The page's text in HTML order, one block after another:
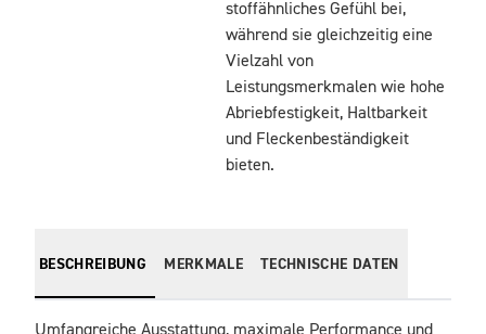
stoffähnliches Gefühl bei,
während sie gleichzeitig eine
Vielzahl von
Leistungsmerkmalen wie hohe
Abriebfestigkeit, Haltbarkeit
und Fleckenbeständigkeit
bieten.
BESCHREIBUNG MERKMALE TECHNISCHE DATEN